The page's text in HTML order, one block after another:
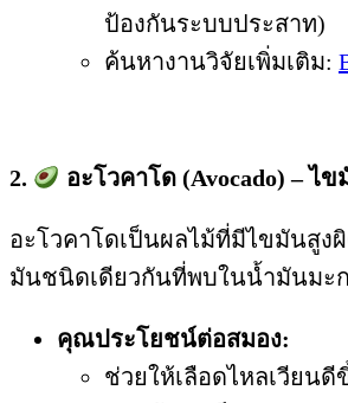
ป้องกันระบบประสาท)
ค้นหางานวิจัยเพิ่มเติม:
2. อะโวคาโด (Avocado) – ไ
อะโวคาโดเป็นผลไม้ที่มีไขมันสู
มันชนิดเดียวกันที่พบในน้ำมันมะ
คุณประโยชน์ต่อสมอง:
ช่วยให้เลือดไหลเวียนดี